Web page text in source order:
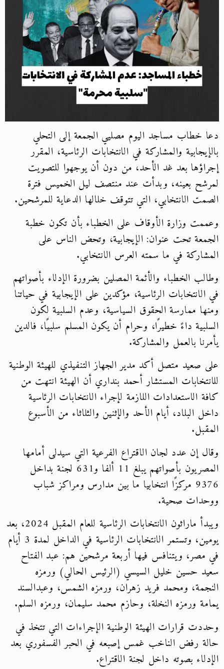
دعا خطاب مساجد اليوم مصليي الجمعة إلى التحلي
بالإيجابية والمشاركة في الانتخابات الرئاسية، المقرر
إجراؤها بعد غد الأحد، من دون أن يوجهوا للتصويت
لمرشح بعينه، وبدأت عند منتصف ليل الخميس فترة
الصمت الانتخابي، التي تتوقف خلالها الدعاية للمرشحين.
وعممت وزارة الأوقاف على الخطباء بأن تكون خطبة
الجمعة تحت عنوان: الإيجابية، وتحض الناس على
المشاركة في ما سمته العرس الانتخابي.
وطالب الخطباء والأئمة المصلين بضرورة الإدلاء بأصواتهم
في الانتخابات الرئاسية، مؤكدين على الإيجابية في حياتنا
ومنها ممارسة الحقوق السياسية، وعدم السلبية لكون
السلبية داءً خطيرًا، وحرام أن يكون المسلم سلبيًا، فالدين
يأمرنا بالعمل والمشاركة.
على صعيد متصل أكد مدير الجهاز التنفيذي للهيئة الوطنية
للانتخابات المستشار أحمد بنداري أن الهيئة انتهت من
كافة الاستعدادات اللازمة لإجراء الانتخابات الرئاسية
داخل البلاد، أيام الأحد والإثنين والثلاثاء من الأسبوع
المقبل.
وقال إن عدد لجان الاقتراع الفرعية التي سيدلى أمامها
المصريون بأصواتهم يبلغ 11 ألفا و631 لجنة بداخل
9376 مركزًا انتخابيا ما بين مدارس ومراكز شباب
ووحدات صحية.
ويبدأ ماراثون الانتخابات الرئاسية للعام المقبل 2024، بعد
يومين، وتستمر الانتخابات الرئاسية في الداخل لمدة 3 أيام
في مصر، ويتنافس فيها أربعة مرشحين هم: عبد الفتاح
سعيد حسين خليل السيسي (الرئيس الحالي) ورمزه
النجمة، ومحمد فريد زهران، ورمزه الشمس، وعبدالسند
يمامة ورمزه النخلة، وحازم محمد سليمان، ورمزه السلم.
وحددت قرارات الهيئة الوطنية الإجراءات التي تتخذ في
حالة رفض الناخب غمس إصبعه في الحبر الفسفوري بعد
الإدلاء بصوته داخل لجنة الاقتراع.